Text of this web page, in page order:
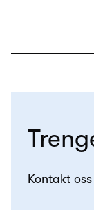
Kontakt